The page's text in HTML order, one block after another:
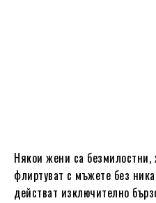
Някои жени са безмилостни,
флиртуват с мъжете без
действат изключително